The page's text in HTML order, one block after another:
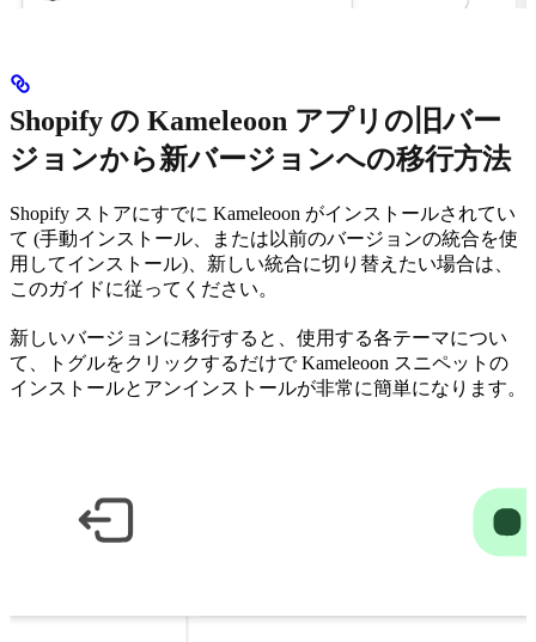
Shopify の Kameleoon アプリの旧バー
ジョンから新バージョンへの移行方法
Shopify ストアにすでに Kameleoon がインストールされてい
て (手動インストール、または以前のバージョンの統合を使
用してインストール)、新しい統合に切り替えたい場合は、
このガイドに従ってください。
新しいバージョンに移行すると、使用する各テーマについ
て、トグルをクリックするだけで Kameleoon スニペットの
インストールとアンインストールが非常に簡単になります。